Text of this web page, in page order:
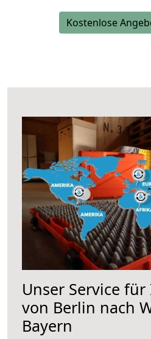
Kostenlose
Unser Service
von Berlin nach
Bayern